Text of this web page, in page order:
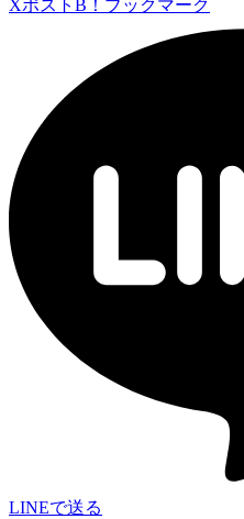
Xポスト B！ブックマーク
LINEで送る